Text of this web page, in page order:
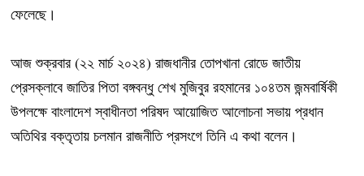
ফেলেছে।
আজ শুক্রবার (২২ মার্চ ২০২৪) রাজধানীর তোপখানা রোডে জাতীয়
প্রেসক্লাবে জাতির পিতা বঙ্গবন্ধু শেখ মুজিবুর রহমানের ১০৪তম জন্মবার্ষিকী
উপলক্ষে বাংলাদেশ স্বাধীনতা পরিষদ আয়োজিত আলোচনা সভায় প্রধান
অতিথির বক্তৃতায় চলমান রাজনীতি প্রসংগে তিনি এ কথা বলেন।